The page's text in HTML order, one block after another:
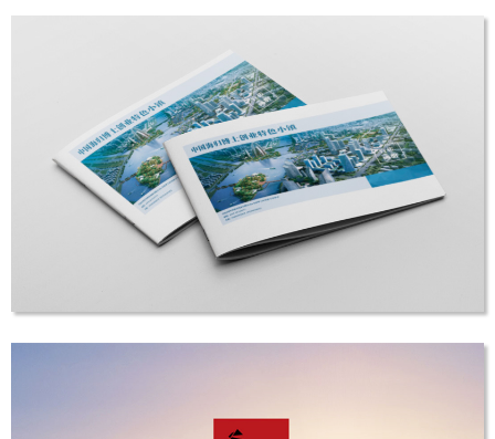
梧宿云兮民宿
LOGO设计